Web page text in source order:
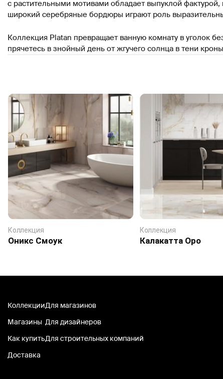
с растительными мотивами обладает выпуклой
широкий серебряные бордюры играют роль
Коллекция Platan превращает ванную комнату в уголок
прячетесь в знойный день от жгучего солнца в тени
Коллекция
Оникс Смоук
Коллекция
Калакатта Оро
Коллекции
Магазины
Как купить
Доставка
Для магазинов
Для дизайнеров
Для строительных компаний